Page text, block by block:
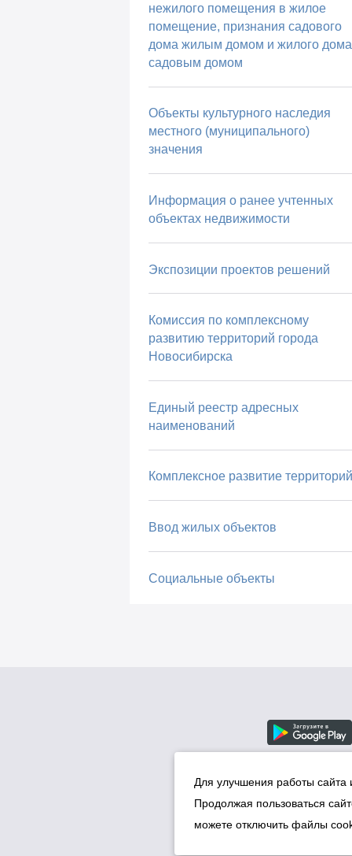
нежилого помещения в жилое
помещение, признания садового
дома жилым домом и жилого дома
садовым домом
Объекты культурного наследия
местного (муниципального)
значения
Информация о ранее учтенных
объектах недвижимости
Экспозиции проектов решений
Комиссия по комплексному
развитию территорий города
Новосибирска
Единый реестр адресных
наименований
Комплексное развитие территорий
Ввод жилых объектов
Социальные объекты
Для улучшения работы
Продолжая пользоваться
можете отключить файлы